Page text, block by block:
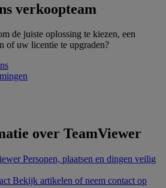
verkoopteam
de juiste oplossing te kiezen, een
of uw licentie te upgraden?
over TeamViewer
Personen, plaatsen en dingen veilig
Bekijk artikelen of neem contact op